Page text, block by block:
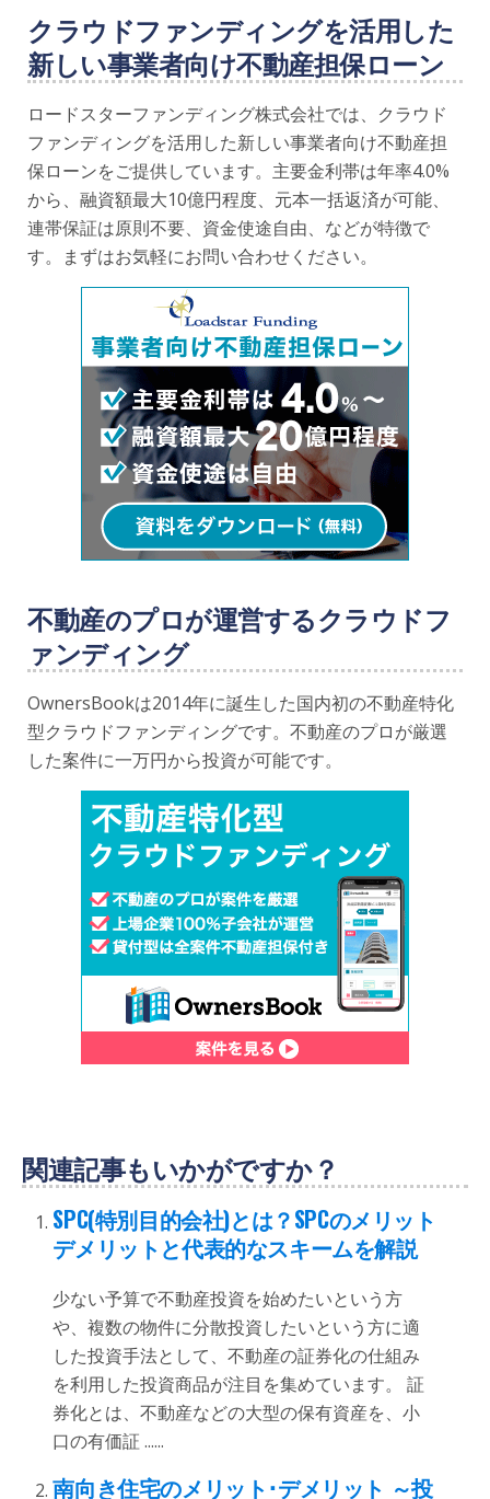
クラウドファンディングを活用した
新しい事業者向け不動産担保ローン
ロードスターファンディング株式会社では、クラウド
ファンディングを活用した新しい事業者向け不動産担
保ローンをご提供しています。主要金利帯は年率4.0%
から、融資額最大10億円程度、元本一括返済が可能、
連帯保証は原則不要、資金使途自由、などが特徴で
す。まずはお気軽にお問い合わせください。
不動産のプロが運営するクラウドフ
ァンディング
OwnersBookは2014年に誕生した国内初の不動産特化
型クラウドファンディングです。不動産のプロが厳選
した案件に一万円から投資が可能です。
関連記事もいかがですか？
SPC(特別目的会社)とは？SPCのメリット
デメリットと代表的なスキームを解説
少ない予算で不動産投資を始めたいという方
や、複数の物件に分散投資したいという方に適
した投資手法として、不動産の証券化の仕組み
を利用した投資商品が注目を集めています。 証
券化とは、不動産などの大型の保有資産を、小
口の有価証 ......
南向き住宅のメリット･デメリット ～投